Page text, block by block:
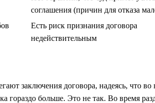
соглашения (причин для отказа
Есть риск признания договора
недействительным
заключения договора, надеясь, что во
гораздо больше. Это не так. Во время